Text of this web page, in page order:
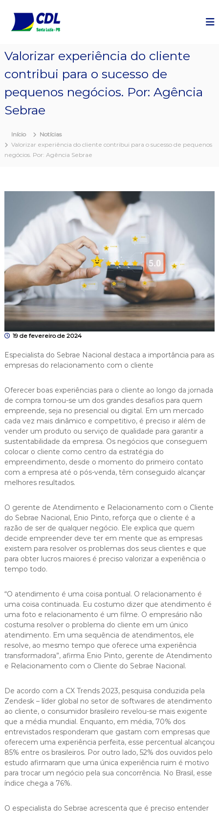
Valorizar experiência do cliente
contribui para o sucesso de
pequenos negócios. Por: Agência
Sebrae
Início
Notícias
Valorizar experiência do cliente contribui para o sucesso de pequenos
negócios. Por: Agência Sebrae
19 de fevereiro de 2024
Especialista do Sebrae Nacional destaca a importância para as
empresas do relacionamento com o cliente
Oferecer boas experiências para o cliente ao longo da jornada
de compra tornou-se um dos grandes desafios para quem
empreende, seja no presencial ou digital. Em um mercado
cada vez mais dinâmico e competitivo, é preciso ir além de
vender um produto ou serviço de qualidade para garantir a
sustentabilidade da empresa. Os negócios que conseguem
colocar o cliente como centro da estratégia do
empreendimento, desde o momento do primeiro contato
com a empresa até o pós-venda, têm conseguido alcançar
melhores resultados.
O gerente de Atendimento e Relacionamento com o Cliente
do Sebrae Nacional, Enio Pinto, reforça que o cliente é a
razão de ser de qualquer negócio. Ele explica que quem
decide empreender deve ter em mente que as empresas
existem para resolver os problemas dos seus clientes e que
para obter lucros maiores é preciso valorizar a experiência o
tempo todo.
“O atendimento é uma coisa pontual. O relacionamento é
uma coisa continuada. Eu costumo dizer que atendimento é
uma foto e relacionamento é um filme. O empresário não
costuma resolver o problema do cliente em um único
atendimento. Em uma sequência de atendimentos, ele
resolve, ao mesmo tempo que oferece uma experiência
transformadora”, afirma Enio Pinto, gerente de Atendimento
e Relacionamento com o Cliente do Sebrae Nacional.
De acordo com a CX Trends 2023, pesquisa conduzida pela
Zendesk – líder global no setor de softwares de atendimento
ao cliente, o consumidor brasileiro revelou-se mais exigente
que a média mundial. Enquanto, em média, 70% dos
entrevistados responderam que gastam com empresas que
oferecem uma experiência perfeita, esse percentual alcançou
85% entre os brasileiros. Por outro lado, 52% dos ouvidos pelo
estudo afirmaram que uma única experiência ruim é motivo
para trocar um negócio pela sua concorrência. No Brasil, esse
índice chega a 76%.
O especialista do Sebrae acrescenta que é preciso entender